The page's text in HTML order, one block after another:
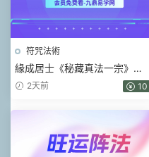
符咒法術
緣成居士《秘藏真法一宗》視
頻+課件
2天前 10